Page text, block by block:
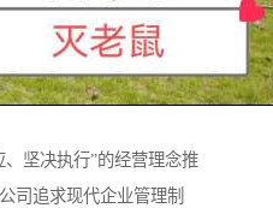
坚决执行”的经营理念推
司追求现代企业管理制